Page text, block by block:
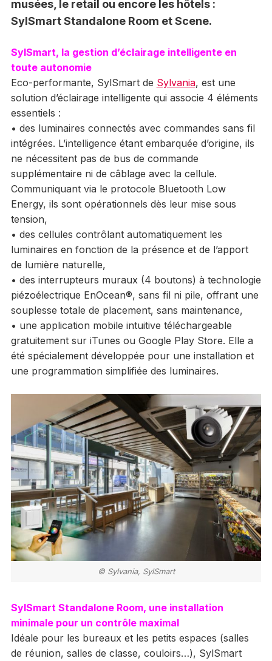
musées, le retail ou encore les hôtels :
SylSmart Standalone Room et Scene.
SylSmart, la gestion d’éclairage intelligente en
toute autonomie
Eco-performante, SylSmart de Sylvania, est une
solution d’éclairage intelligente qui associe 4 éléments
essentiels :
• des luminaires connectés avec commandes sans fil
intégrées. L’intelligence étant embarquée d’origine, ils
ne nécessitent pas de bus de commande
supplémentaire ni de câblage avec la cellule.
Communiquant via le protocole Bluetooth Low
Energy, ils sont opérationnels dès leur mise sous
tension,
• des cellules contrôlant automatiquement les
luminaires en fonction de la présence et de l’apport
de lumière naturelle,
• des interrupteurs muraux (4 boutons) à technologie
piézoélectrique EnOcean®, sans fil ni pile, offrant une
souplesse totale de placement, sans maintenance,
• une application mobile intuitive téléchargeable
gratuitement sur iTunes ou Google Play Store. Elle a
été spécialement développée pour une installation et
une programmation simplifiée des luminaires.
© Sylvania, SylSmart
SylSmart Standalone Room, une installation
minimale pour un contrôle maximal
Idéale pour les bureaux et les petits espaces (salles
de réunion, salles de classe, couloirs…), SylSmart